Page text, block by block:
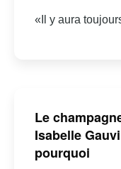
«Il y aura
Le
Isabelle
pourquoi